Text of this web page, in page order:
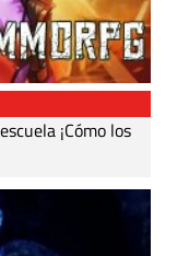
¡Cómo los